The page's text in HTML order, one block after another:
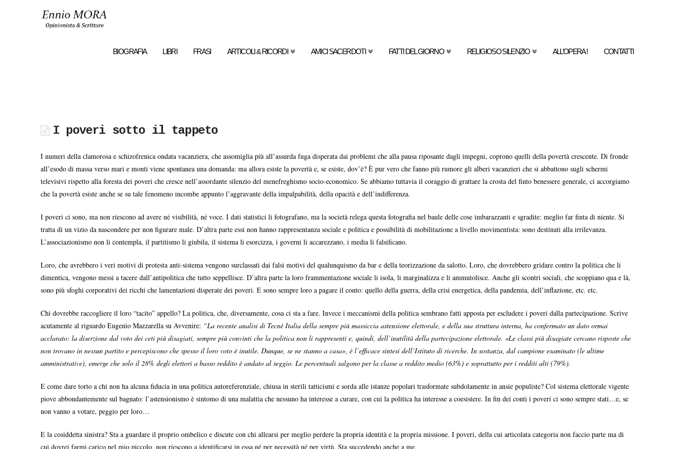
Ennio
BIOGRAFIA LIBRI FRASI ARTICOLI & RICORDI AMICI SACERDOTI FATTI DEL GIORNO RELIGIOSO SILENZIO ALL’OPERA ! CONTATTI
I poveri sotto il tappeto
I numeri della clamorosa e schizofrenica ondata vacanziera, che assomiglia più all’assurda fuga disperata dai problemi che alla pausa riposante dagli impegni, coprono quelli della povertà crescente. Di fronde
all’esodo di massa verso mari e monti viene spontanea una domanda: ma allora esiste la povertà e, se esiste, dov’è? È pur vero che fanno più rumore gli alberi vacanzieri che si abbattono sugli schermi
televisivi rispetto alla foresta dei poveri che cresce nell’assordante silenzio del menefreghismo socio-economico. Se abbiamo tuttavia il coraggio di grattare la crosta del finto benessere generale, ci accorgiamo
che la povertà esiste anche se su tale fenomeno incombe appunto l’aggravante della impalpabilità, della opacità e dell’indifferenza.
I poveri ci sono, ma non riescono ad avere né visibilità, né voce. I dati statistici li fotografano, ma la società relega questa fotografia nel baule delle cose imbarazzanti e sgradite: meglio far finta di niente. Si
tratta di un vizio da nascondere per non figurare male. D’altra parte essi non hanno rappresentanza sociale e politica e possibilità di mobilitazione a livello movimentista: sono destinati alla irrilevanza.
L’associazionismo non li contempla, il partitismo li giubila, il sistema li esorcizza, i governi li accarezzano, i media li falsificano.
Loro, che avrebbero i veri motivi di protesta anti-sistema vengono surclassati dai falsi motivi del qualunquismo da bar e della teorizzazione da salotto. Loro, che dovrebbero gridare contro la politica che li
dimentica, vengono messi a tacere dall’antipolitica che tutto seppellisce. D’altra parte la loro frammentazione sociale li isola, li marginalizza e li ammutolisce. Anche gli scontri sociali, che scoppiano qua e là,
sono più sfoghi corporativi dei ricchi che lamentazioni disperate dei poveri. E sono sempre loro a pagare il conto: quello della guerra, della crisi energetica, della pandemia, dell’inflazione, etc. etc.
Chi dovrebbe raccogliere il loro “tacito” appello? La politica, che, diversamente, cosa ci sta a fare. Invece i meccanismi della politica sembrano fatti apposta per escludere i poveri dalla partecipazione. Scrive
acutamente al riguardo Eugenio Mazzarella su Avvenire: “La recente analisi di Tecnè Italia della sempre più massiccia astensione elettorale, e della sua struttura interna, ha confermato un dato ormai
acclarato: la diserzione dal voto dei ceti più disagiati, sempre più convinti che la politica non li rappresenti e, quindi, dell’inutilità della partecipazione elettorale. «Le classi più disagiate cercano risposte che
non trovano in nessun partito e percepiscono che spesso il loro voto è inutile. Dunque, se ne stanno a casa», è l’efficace sintesi dell’Istituto di ricerche. In sostanza, dal campione esaminato (le ultime
amministrative), emerge che solo il 28% degli elettori a basso reddito è andato al seggio. Le percentuali salgono per la classe a reddito medio (63%) e soprattutto per i redditi alti (79%).
E come dare torto a chi non ha alcuna fiducia in una politica autoreferenziale, chiusa in sterili tatticismi e sorda alle istanze popolari trasformate subdolamente in ansie populiste? Col sistema elettorale vigente
piove abbondantemente sul bagnato: l’astensionismo è sintomo di una malattia che nessuno ha interesse a curare, con cui la politica ha interesse a coesistere. In fin dei conti i poveri ci sono sempre stati…e, se
non vanno a votare, peggio per loro…
E la cosiddetta sinistra? Sta a guardare il proprio ombelico e discute con chi allearsi per meglio perdere la propria identità e la propria missione. I poveri, della cui articolata categoria non faccio parte ma di
cui dovrei farmi carico nel mio piccolo, non riescono a identificarsi in essa né per necessità né per virtù. Sta succedendo anche a me.